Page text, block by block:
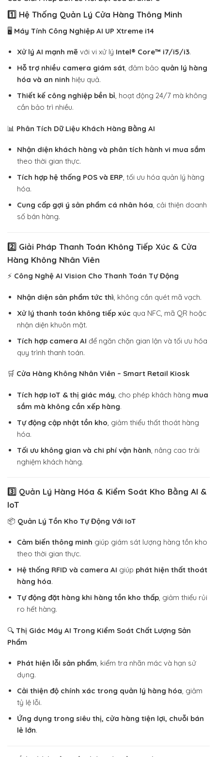
1️⃣ Hệ Thống Quản Lý Cửa Hàng Thông Minh
🖥️ Máy Tính Công Nghiệp AI UP Xtreme i14
Xử lý AI mạnh mẽvới vi xử lý Intel® Core™ i7/i5/i3.
Hỗ trợ nhiều camera giám sát, đảm bảo quản lý hàng
hóa và an ninh hiệu quả.
Thiết kế công nghiệp bền bỉ, hoạt động 24/7 mà không
cần bảo trì nhiều.
📊 Phân Tích Dữ Liệu Khách Hàng Bằng AI
Nhận diện khách hàng và phân tích hành vi mua sắm
theo thời gian thực.
Tích hợp hệ thống POS và ERP, tối ưu hóa quản lý hàng
hóa.
Cung cấp gợi ý sản phẩm cá nhân hóa, cải thiện doanh
số bán hàng.
2️⃣ Giải Pháp Thanh Toán Không Tiếp Xúc & Cửa
Hàng Không Nhân Viên
⚡ Công Nghệ AI Vision Cho Thanh Toán Tự Động
Nhận diện sản phẩm tức thì, không cần quét mã vạch.
Xử lý thanh toán không tiếp xúc qua NFC, mã QR hoặc
nhận diện khuôn mặt.
Tích hợp camera AI để ngăn chặn gian lận và tối ưu hóa
quy trình thanh toán.
🛒 Cửa Hàng Không Nhân Viên – Smart Retail Kiosk
Tích hợp IoT & thị giác máy, cho phép khách hàng mua
sắm mà không cần xếp hàng.
Tự động cập nhật tồn kho, giảm thiểu thất thoát hàng
hóa.
Tối ưu không gian và chi phí vận hành, nâng cao trải
nghiệm khách hàng.
3️⃣ Quản Lý Hàng Hóa & Kiểm Soát Kho Bằng AI &
IoT
📦 Quản Lý Tồn Kho Tự Động Với IoT
Cảm biến thông minh giúp giám sát lượng hàng tồn kho
theo thời gian thực.
Hệ thống RFID và camera AI giúp phát hiện thất thoát
hàng hóa.
Tự động đặt hàng khi hàng tồn kho thấp, giảm thiểu rủi
ro hết hàng.
🔍 Thị Giác Máy AI Trong Kiểm Soát Chất Lượng Sản
Phẩm
Phát hiện lỗi sản phẩm, kiểm tra nhãn mác và hạn sử
dụng.
Cải thiện độ chính xác trong quản lý hàng hóa, giảm
tỷ lệ lỗi.
Ứng dụng trong siêu thị, cửa hàng tiện lợi, chuỗi bán
lẻ lớn.